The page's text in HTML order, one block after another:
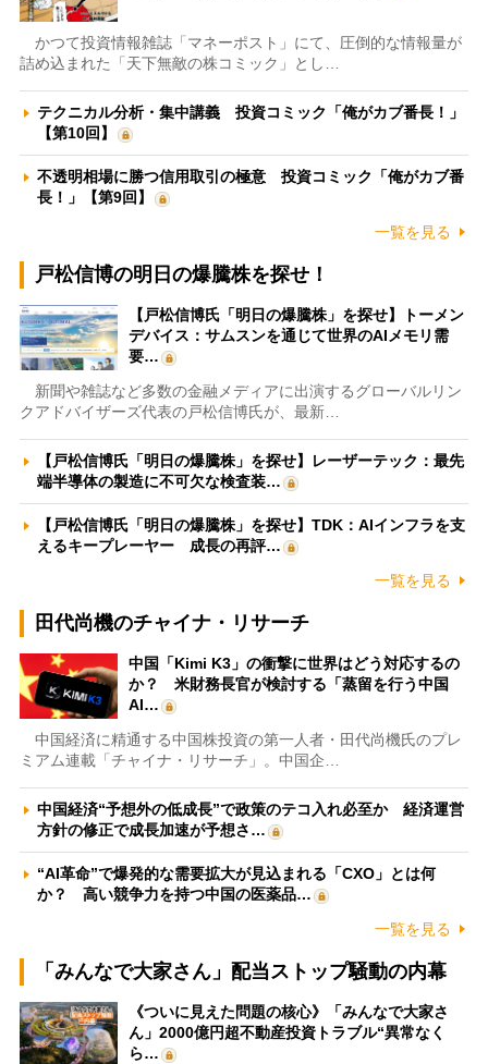
かつて投資情報雑誌「マネーポスト」にて、圧倒的な情報量が
詰め込まれた「天下無敵の株コミック」とし…
テクニカル分析・集中講義 投資コミック「俺がカブ番長！」
【第10回】
不透明相場に勝つ信用取引の極意 投資コミック「俺がカブ番
長！」【第9回】
一覧を見る
戸松信博の明日の爆騰株を探せ！
【戸松信博氏「明日の爆騰株」を探せ】トーメン
デバイス：サムスンを通じて世界のAIメモリ需
要…
新聞や雑誌など多数の金融メディアに出演するグローバルリン
クアドバイザーズ代表の戸松信博氏が、最新…
【戸松信博氏「明日の爆騰株」を探せ】レーザーテック：最先
端半導体の製造に不可欠な検査装…
【戸松信博氏「明日の爆騰株」を探せ】TDK：AIインフラを支
えるキープレーヤー 成長の再評…
一覧を見る
田代尚機のチャイナ・リサーチ
中国「Kimi K3」の衝撃に世界はどう対応するの
か？ 米財務長官が検討する「蒸留を行う中国
AI…
中国経済に精通する中国株投資の第一人者・田代尚機氏のプレ
ミアム連載「チャイナ・リサーチ」。中国企…
中国経済“予想外の低成長”で政策のテコ入れ必至か 経済運営
方針の修正で成長加速が予想さ…
“AI革命”で爆発的な需要拡大が見込まれる「CXO」とは何
か？ 高い競争力を持つ中国の医薬品…
一覧を見る
「みんなで大家さん」配当ストップ騒動の内幕
《ついに見えた問題の核心》「みんなで大家さ
ん」2000億円超不動産投資トラブル“異常なく
ら…